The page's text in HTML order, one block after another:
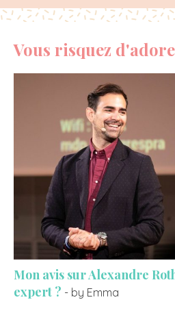
Vous risquez
Mon avis sur Alexandre
expert ? - by Emma